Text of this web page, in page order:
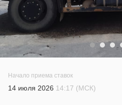
Начало приема ставок
14 июля 2026 14:17 (МСК)